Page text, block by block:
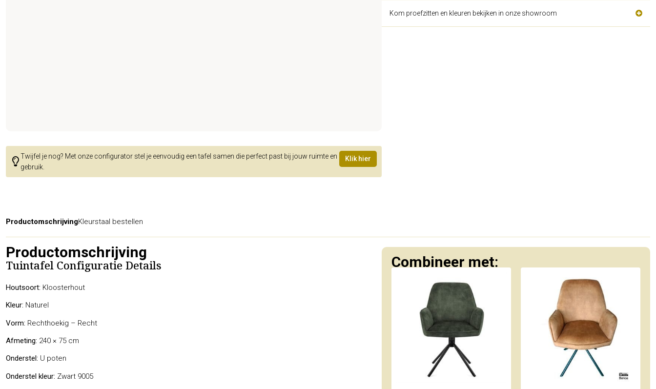
Twijfel je nog? Met onze configurator stel je eenvoudig een tafel samen die perfect past bij jouw ruimte en
gebruik.
Klik hier
Kom proefzitten en kleuren bekijken in onze showroom
ProductomschrijvingKleurstaal bestellen
Productomschrijving
Tuintafel Configuratie Details
Houtsoort: Kloosterhout
Kleur: Naturel
Vorm: Rechthoekig – Recht
Afmeting: 240 × 75 cm
Onderstel: U poten
Onderstel kleur: Zwart 9005
Combineer met: